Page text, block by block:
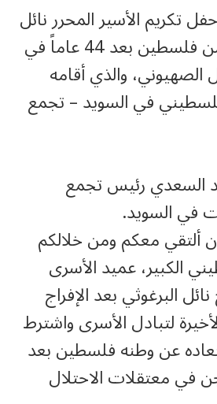
تكريم الأسير المحرر نائل
البرغوثي المبعد من فلسطين بعد 44 عاماً في
الصهيوني، والذي أقامه
في السويد – تجمع
السعدي رئيس تجمع
في السويد.
ألتقي معكم ومن خلالكم
الكبير، عميد الأسرى
البرغوثي بعد الإفراج
لتبادل الأسرى واشترط
عن وطنه فلسطين بعد
في معتقلات الاحتلال